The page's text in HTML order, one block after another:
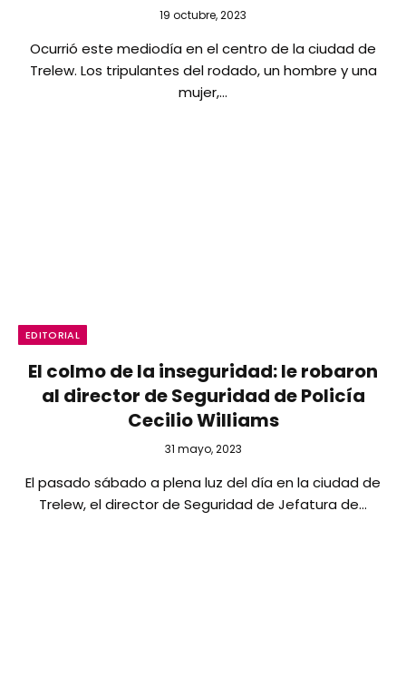
19 octubre, 2023
Ocurrió este mediodía en el centro de la ciudad de
Trelew. Los tripulantes del rodado, un hombre y una
mujer,…
EDITORIAL
El colmo de la inseguridad: le robaron
al director de Seguridad de Policía
Cecilio Williams
31 mayo, 2023
El pasado sábado a plena luz del día en la ciudad de
Trelew, el director de Seguridad de Jefatura de…